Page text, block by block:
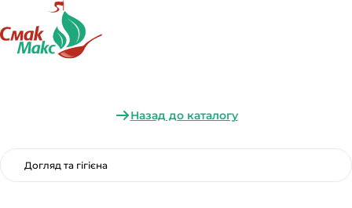
Назад до каталогу
Догляд та гігієна